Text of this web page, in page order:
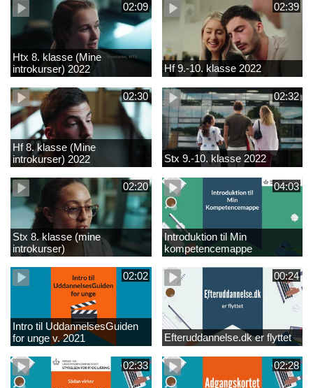
02:09
Htx 8. klasse (Mine
introkurser) 2022
02:39
Hf 9.-10. klasse 2022
02:30
Hf 8. klasse (Mine
introkurser) 2022
02:32
Stx 9.-10. klasse 2022
02:20
Stx 8. klasse (mine
introkurser)
04:03
Introduktion til Min
kompetencemappe
02:02
Intro til UddannelsesGuiden
for unge v. 2021
00:24
Efteruddannelse.dk er flyttet
02:33 02:28